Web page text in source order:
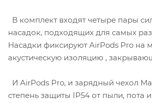
В комплект входят четыре пары
насадок, подходящих для самых
Насадки фиксируют AirPods Pro на
акустическую изоляцию ,
И AirPods Pro, и зарядный чехол
степень защиты IP54 от пыли, пота